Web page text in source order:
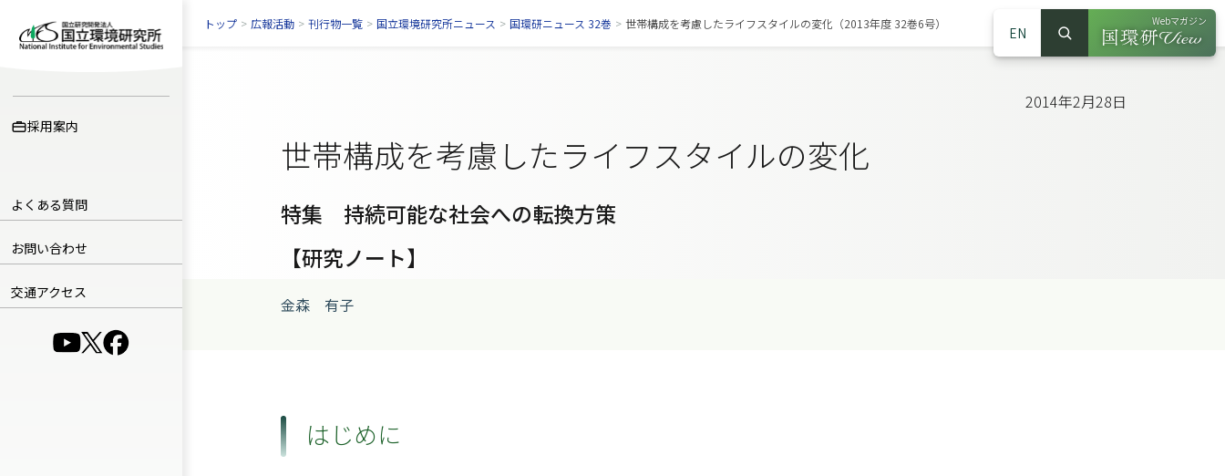
採用案内
よくある質問
お問い合わせ
交通アクセス
（別ウインドウで開きます）
（別ウインドウで開きます）
（別ウインドウで開きます）
EN
サイト内検索
検索
Webマガジン
（別ウインドウ
トップ > 広報活動 > 刊行物一覧 > 国立環境研究所ニュース > 国環研ニュース 32巻 > 世帯構成を考慮したライフスタイルの変化（2013年度 32巻6号）
2014年2月28日
世帯構成を考慮したライフスタイルの変化
特集 持続可能な社会への転換方策
【研究ノート】
金森 有子
はじめに